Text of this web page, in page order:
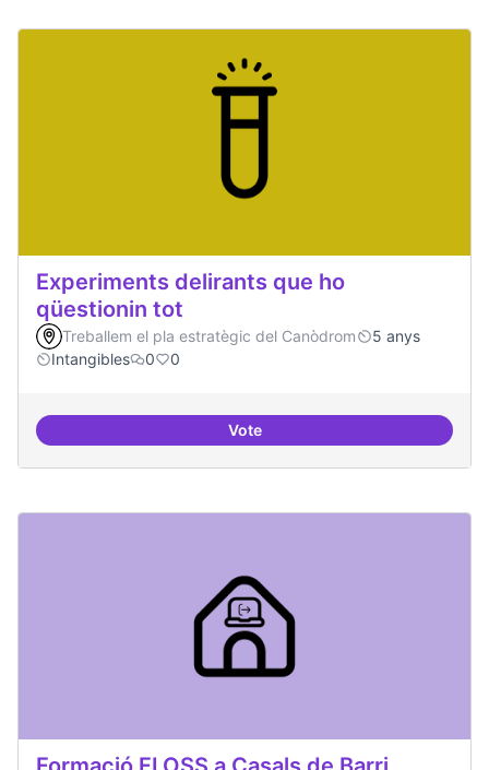
Experiments delirants que ho
qüestionin tot
Treballem el pla estratègic del Canòdrom
5 anys
Intangibles
0 0
VoteExperiments delirants que ho